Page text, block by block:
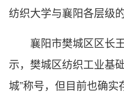
纺织大学与襄阳各层级的
襄阳市樊城区区长
示，樊城区纺织工业基
城”称号，但目前也确